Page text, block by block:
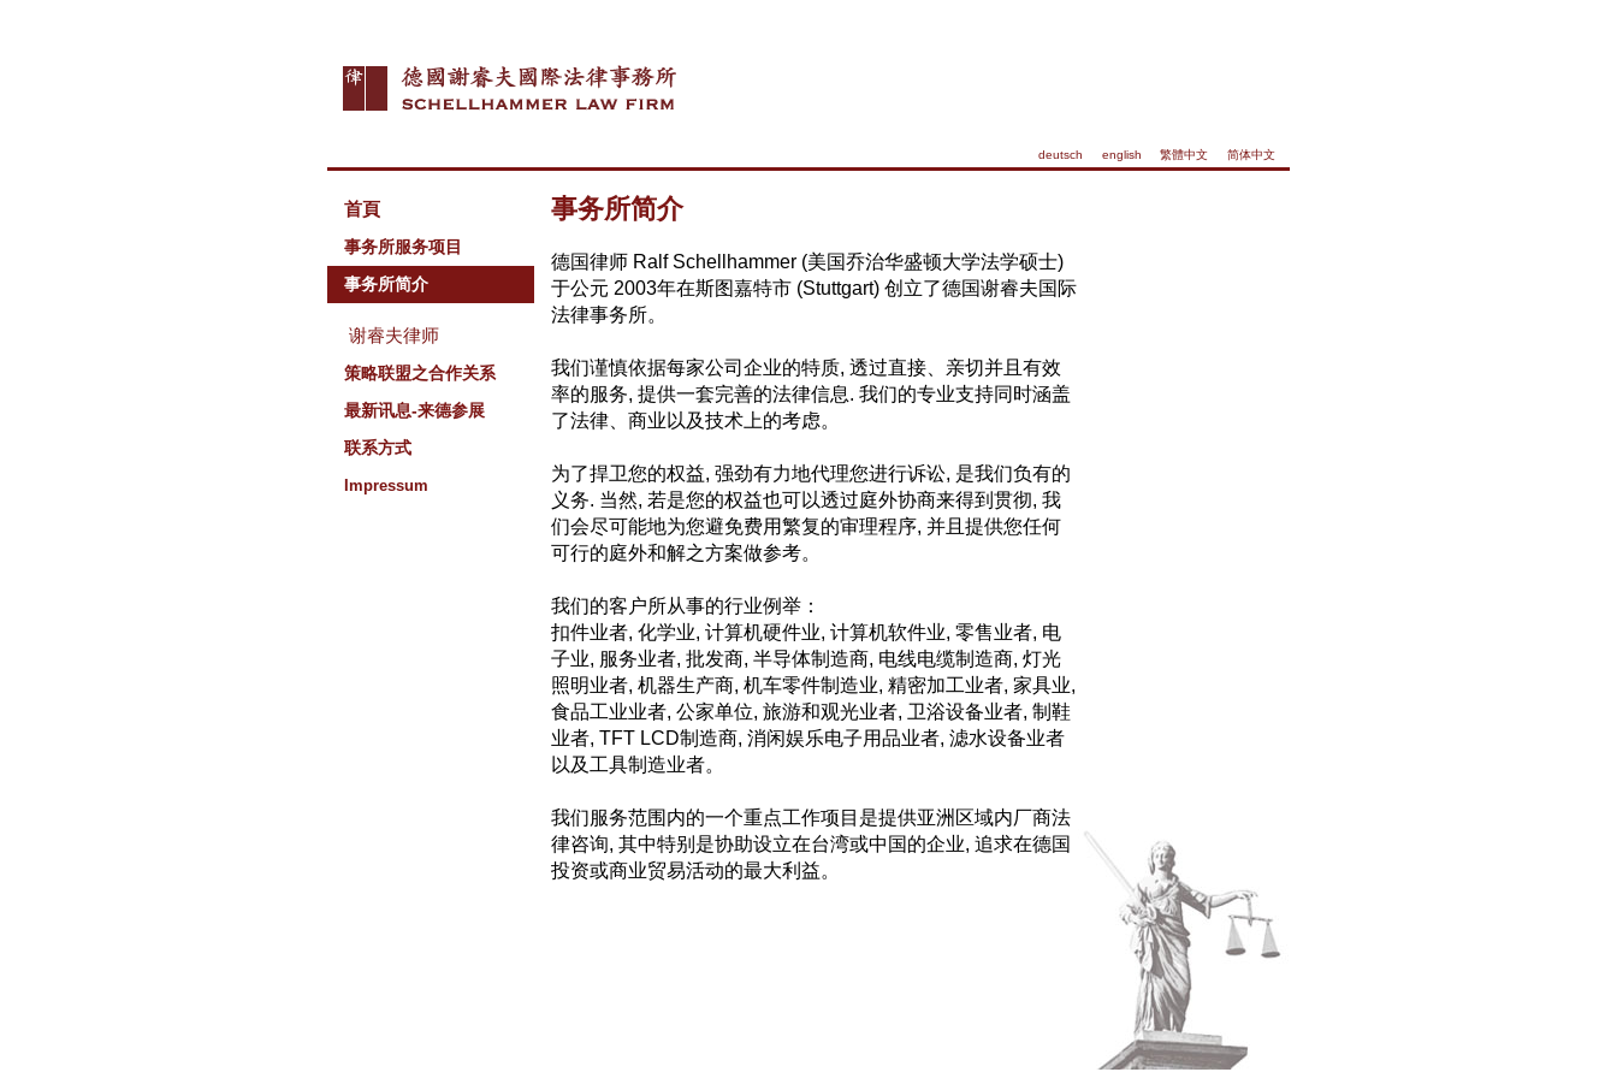
deutsch english 繁體中文 简体中文
首頁
事务所服务项目
事务所简介
谢睿夫律师
策略联盟之合作关系
最新讯息-来德参展
联系方式
Impressum
事务所简介
德国律师 Ralf Schellhammer (美国乔治华盛顿大学法学硕士)
于公元 2003年在斯图嘉特市 (Stuttgart) 创立了德国谢睿夫国际
法律事务所。
我们谨慎依据每家公司企业的特质, 透过直接、亲切并且有效
率的服务, 提供一套完善的法律信息. 我们的专业支持同时涵盖
了法律、商业以及技术上的考虑。
为了捍卫您的权益, 强劲有力地代理您进行诉讼, 是我们负有的
义务. 当然, 若是您的权益也可以透过庭外协商来得到贯彻, 我
们会尽可能地为您避免费用繁复的审理程序, 并且提供您任何
可行的庭外和解之方案做参考。
我们的客户所从事的行业例举：
扣件业者, 化学业, 计算机硬件业, 计算机软件业, 零售业者, 电
子业, 服务业者, 批发商, 半导体制造商, 电线电缆制造商, 灯光
照明业者, 机器生产商, 机车零件制造业, 精密加工业者, 家具业,
食品工业业者, 公家单位, 旅游和观光业者, 卫浴设备业者, 制鞋
业者, TFT LCD制造商, 消闲娱乐电子用品业者, 滤水设备业者
以及工具制造业者。
我们服务范围内的一个重点工作项目是提供亚洲区域内厂商法
律咨询, 其中特别是协助设立在台湾或中国的企业, 追求在德国
投资或商业贸易活动的最大利益。